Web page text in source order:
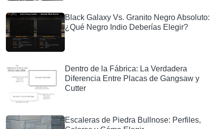
Black Galaxy Vs. Granito Negro Absoluto:
¿Qué Negro Indio Deberías Elegir?
Dentro de la Fábrica: La Verdadera
Diferencia Entre Placas de Gangsaw y
Cutter
Escaleras de Piedra Bullnose: Perfiles,